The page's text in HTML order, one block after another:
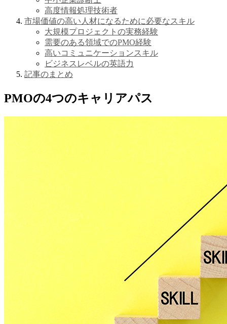
高度情報処理技術者
市場価値の高い人材になるために必要なスキル
大規模プロジェクトの実務経験
需要のある領域でのPMO経験
高いコミュニケーションスキル
ビジネスレベルの英語力
記事のまとめ
PMOの4つのキャリアパス